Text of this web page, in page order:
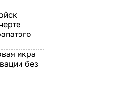
икра
без